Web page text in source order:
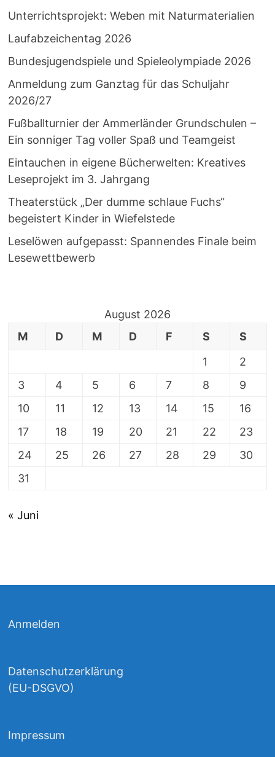
Unterrichtsprojekt: Weben mit Naturmaterialien
Laufabzeichentag 2026
Bundesjugendspiele und Spieleolympiade 2026
Anmeldung zum Ganztag für das Schuljahr
2026/27
Fußballturnier der Ammerländer Grundschulen –
Ein sonniger Tag voller Spaß und Teamgeist
Eintauchen in eigene Bücherwelten: Kreatives
Leseprojekt im 3. Jahrgang
Theaterstück „Der dumme schlaue Fuchs“
begeistert Kinder in Wiefelstede
Leselöwen aufgepasst: Spannendes Finale beim
Lesewettbewerb
August 2026
M
D M D F S
S
1
2
3
4 5 6 7 8
9
10
11 12 13 14 15
16
17
18 19 20 21 22
23
24
25 26 27 28 29
30
31
« Juni
Anmelden
Datenschutzerklärung
(EU-DSGVO)
Impressum